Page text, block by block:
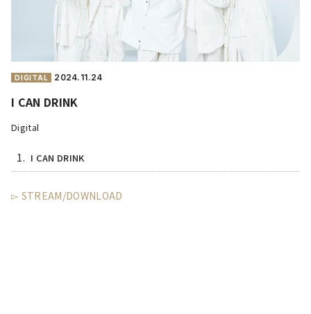
DIGITAL 2024. 11.24
I CAN DRINK
Digital
1. I CAN DRINK
▻ STREAM/DOWNLOAD